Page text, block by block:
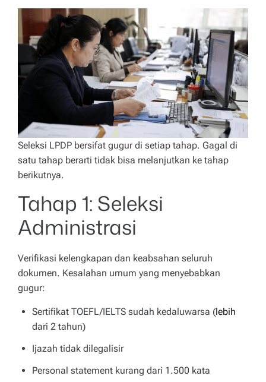
Seleksi LPDP bersifat gugur di setiap tahap. Gagal di
satu tahap berarti tidak bisa melanjutkan ke tahap
berikutnya.
Tahap 1: Seleksi
Administrasi
Verifikasi kelengkapan dan keabsahan seluruh
dokumen. Kesalahan umum yang menyebabkan
gugur:
Sertifikat TOEFL/IELTS sudah kedaluwarsa (lebih
dari 2 tahun)
Ijazah tidak dilegalisir
Personal statement kurang dari 1.500 kata